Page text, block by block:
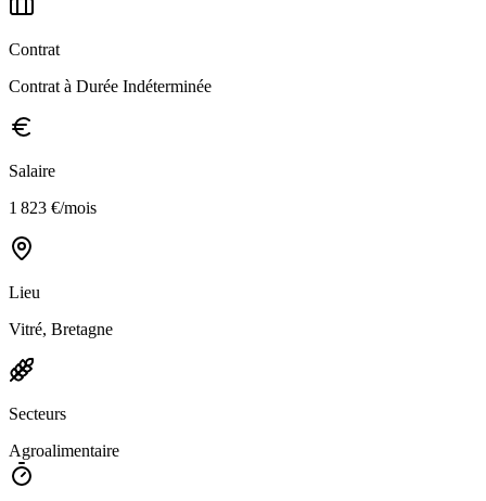
Contrat
Contrat à Durée Indéterminée
Salaire
1 823 €/mois
Lieu
Vitré, Bretagne
Secteurs
Agroalimentaire